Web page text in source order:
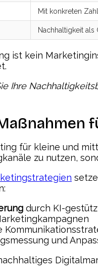
Mit konkreten
Nachhaltigkeit
ist kein
Ihre
für kleine und
zu nutzen,
durch KI-
und